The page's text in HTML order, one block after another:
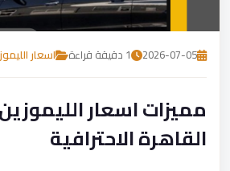
2026-07-05 1 دقيقة قراءة اسعار
مميزات اسعار
القاهرة الاحترافية